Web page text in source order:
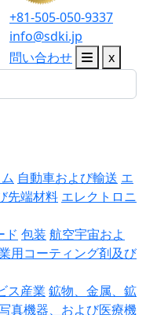
+81-505-050-9337
info@sdki.jp
問い合わせ
x
自動車および輸送 エ
先端材料 エレクトロニ
ド 包装 航空宇宙およ
用コーティング剤及び
ス産業 鉱物、金属、鉱
真機器、および医療機